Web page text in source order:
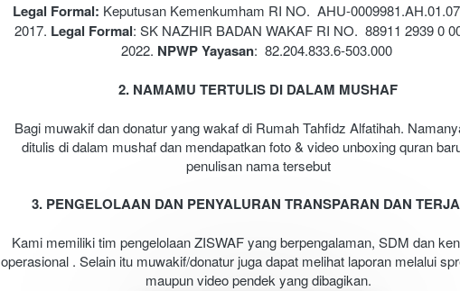
Legal Formal: Keputusan Kemenkumham RI NO.  AHU-
2017. Legal Formal: SK NAZHIR BADAN WAKAF RI NO.  88911 2939 0
2022. NPWP Yayasan: 82.204.833.6-503.000
2. NAMAMU TERTULIS DI DALAM MUSHAF
Bagi muwakif dan donatur yang wakaf di Rumah Tahfidz Alfatihah.
ditulis di dalam mushaf dan mendapatkan foto & video unboxing quran
penulisan nama tersebut
3. PENGELOLAAN DAN PENYALURAN TRANSPARAN DAN
Kami memiliki tim pengelolaan ZISWAF yang berpengalaman, SDM dan
operasional . Selain itu muwakif/donatur juga dapat melihat laporan melalui
maupun video pendek yang dibagikan.